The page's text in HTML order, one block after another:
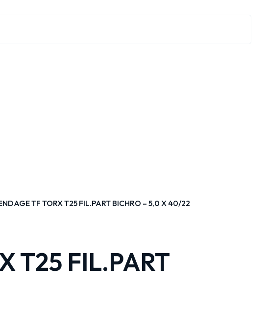
TF TORX T25 FIL.PART BICHRO – 5,0 X 40/22
T25 FIL.PART